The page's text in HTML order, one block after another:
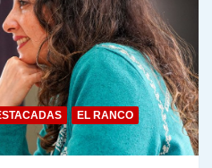
EL RANCO